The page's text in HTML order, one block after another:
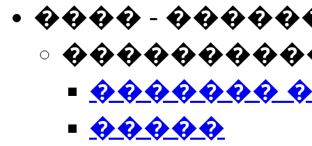
���� -
�������
�����